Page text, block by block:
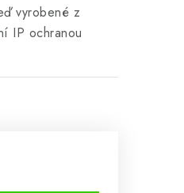
vyrobené z
IP ochranou